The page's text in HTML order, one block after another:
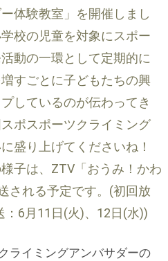
体験教室」を開催しまし
校の児童を対象にスポー
動の一環として定期的に
すごとに子どもたちの興
しているのが伝わってき
ポスポーツクライミング
盛り上げてくださいね！
子は、ZTV「おうみ！かわ
される予定です。(初回放
6月11日(火)、12日(水))
ライミングアンバサダーの